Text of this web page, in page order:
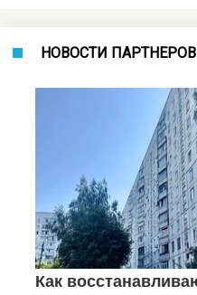
НОВОСТИ ПАРТНЕРОВ